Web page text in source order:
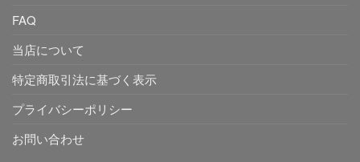
FAQ
当店について
特定商取引法に基づく表示
プライバシーポリシー
お問い合わせ